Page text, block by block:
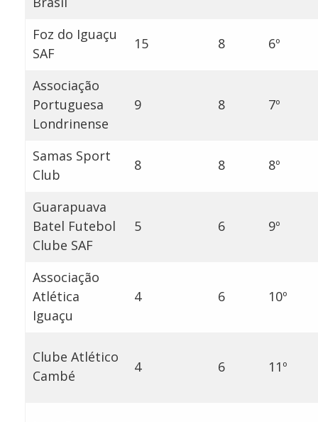
Foz do Iguaçu
SAF
15 8 6º
Associação
Portuguesa
Londrinense
9 8 7º
Samas Sport
Club
8 8 8º
Guarapuava
Batel Futebol
Clube SAF
5 6 9º
Associação
Atlética
Iguaçu
4 6 10º
Clube Atlético
Cambé
4 6 11º